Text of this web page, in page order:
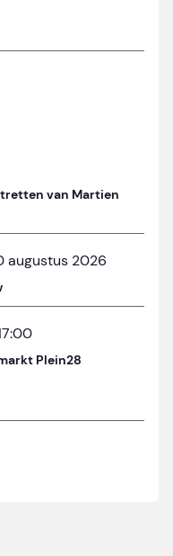
van Martien
augustus 2026
Plein28